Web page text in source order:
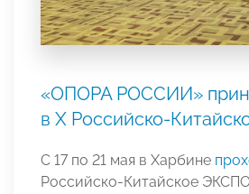
«ОПОРА РОССИИ»
в Х
С 17 по 21 мая в Харбине
Российско‑Китайское